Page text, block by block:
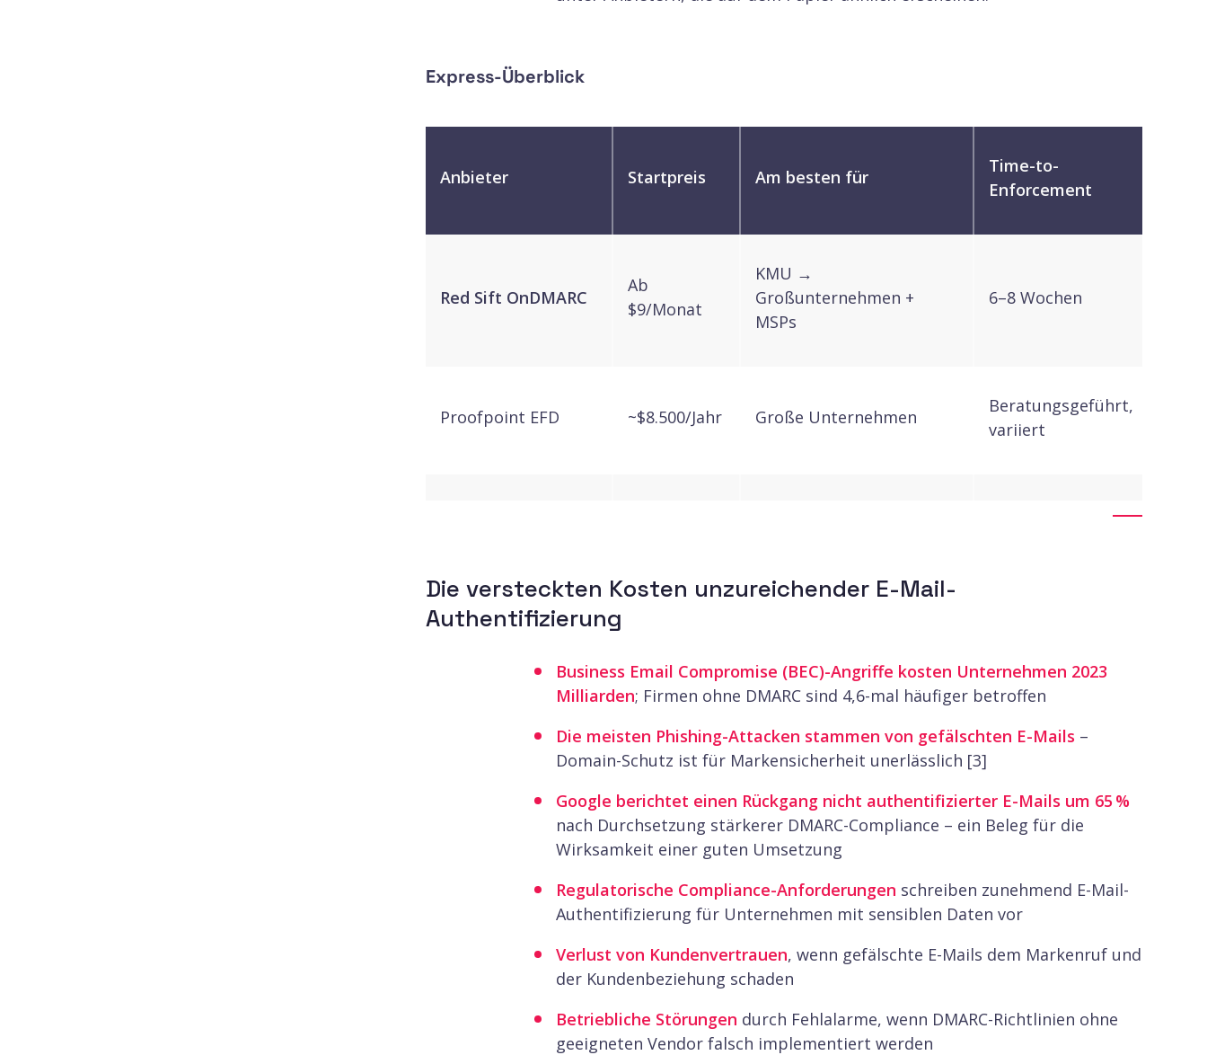
Express-Überblick
Anbieter Startpreis Am besten für
Time-to-
Enforcement
Red Sift OnDMARC
Ab
$9/Monat
KMU →
Großunternehmen +
MSPs
6–8 Wochen
Proofpoint EFD ~$8.500/Jahr Große Unternehmen
Beratungsgeführt,
variiert
Sendmarc
Agari (Fortra) Individuell Global 2000 Variiert
Die versteckten Kosten unzureichender E-Mail-
Authentifizierung
Business Email Compromise (BEC)-Angriffe kosten Unternehmen 2023
Milliarden; Firmen ohne DMARC sind 4,6-mal häufiger betroffen
Die meisten Phishing-Attacken stammen von gefälschten E-Mails –
Domain-Schutz ist für Markensicherheit unerlässlich [3]
Google berichtet einen Rückgang nicht authentifizierter E-Mails um 65 %
nach Durchsetzung stärkerer DMARC-Compliance – ein Beleg für die
Wirksamkeit einer guten Umsetzung
Regulatorische Compliance-Anforderungen schreiben zunehmend E-Mail-
Authentifizierung für Unternehmen mit sensiblen Daten vor
Verlust von Kundenvertrauen, wenn gefälschte E-Mails dem Markenruf und
der Kundenbeziehung schaden
Betriebliche Störungen durch Fehlalarme, wenn DMARC-Richtlinien ohne
geeigneten Vendor falsch implementiert werden